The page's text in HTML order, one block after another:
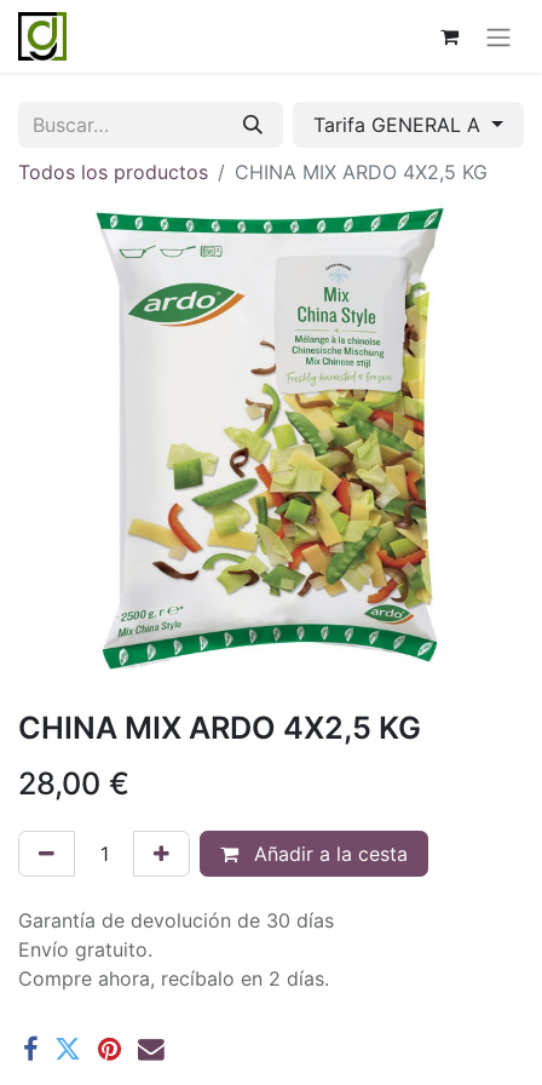
Tarifa GENERAL A
Todos los productos
CHINA MIX ARDO 4X2,5 KG
CHINA MIX ARDO 4X2,5 KG
28,00 €
Añadir a la cesta
Garantía de devolución de 30 días
Envío gratuito.
Compre ahora, recíbalo en 2 días.